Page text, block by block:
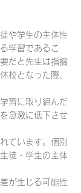
や学生の主体性
学習であるこ
だと先生は指摘
校となった際、
習に取り組んだ
急激に低下させ
ています。個別
徒・学生の主体
が生じる可能性